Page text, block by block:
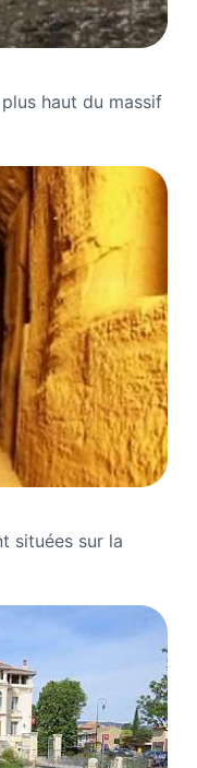
haut du massif
situées sur la